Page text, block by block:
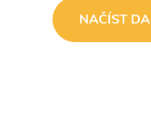
NAČÍST